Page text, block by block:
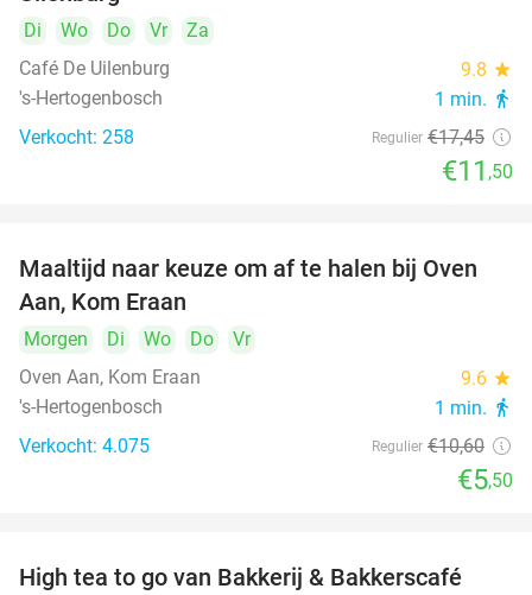
Di Wo Do Vr
Za
Café De Uilenburg
9.8 star
's-Hertogenbosch 1 min. directions_walk
Verkocht: 258 Regulier €17,45
€11 ,50
48%
Maaltijd naar keuze om af te halen bij Oven
Aan, Kom Eraan
Morgen Di Wo Do
Vr
Oven Aan, Kom Eraan
9.6 star
's-Hertogenbosch 1 min. directions_walk
Verkocht: 4.075 Regulier €10,60
€5,50
40%
High tea to go van Bakkerij & Bakkerscafé